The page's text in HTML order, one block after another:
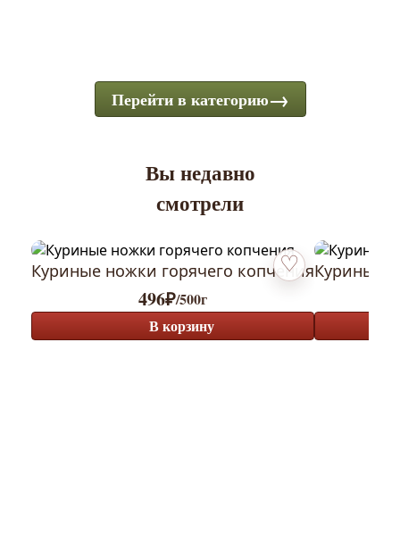
Перейти в категорию
Вы недавно
смотрели
Добавить в
Куриные ножки горячего копчения
496₽/500г
В корзину
Куриные